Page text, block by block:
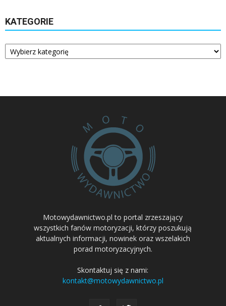
KATEGORIE
Kategorie
Motowydawnictwo.pl to portal zrzeszający
wszystkich fanów motoryzacji, którzy poszukują
aktualnych informacji, nowinek oraz wszelakich
porad motoryzacyjnych.
Skontaktuj się z nami:
kontakt@motowydawnictwo.pl